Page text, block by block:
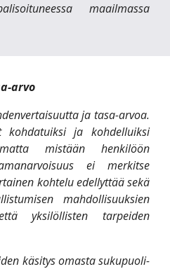
maailmassa
arvo
ja tasa-arvoa.
kohdatuiksi ja kohdelluiksi
mistään henkilöön
ei merkitse
kohtelu edellyttää sekä
mahdollisuuksien
yksilöllisten tarpeiden
käsitys omasta sukupuoli-